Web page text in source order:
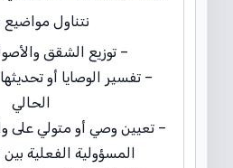
نتناول
– توزيع الشقق
– تفسير الوصايا أو
الحالي
– تعيين وصي أو متولي على
المسؤولية الفعلية بين